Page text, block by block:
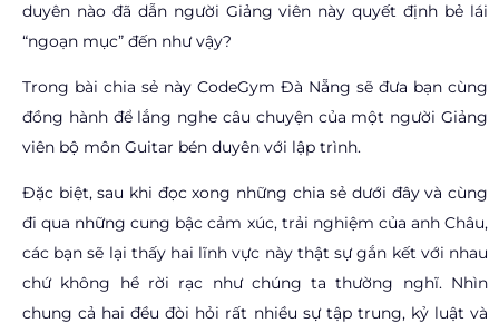
duyên nào đã dẫn người Giảng viên này quyết định bẻ lái
“ngoạn mục” đến như vậy?
Trong bài chia sẻ này CodeGym Đà Nẵng sẽ đưa bạn cùng
đồng hành để lắng nghe câu chuyện của một người Giảng
viên bộ môn Guitar bén duyên với lập trình.
Đặc biệt, sau khi đọc xong những chia sẻ dưới đây và cùng
đi qua những cung bậc cảm xúc, trải nghiệm của anh Châu,
các bạn sẽ lại thấy hai lĩnh vực này thật sự gắn kết với nhau
chứ không hề rời rạc như chúng ta thường nghĩ. Nhìn
chungcả hai đều đòi hỏi rất nhiều sự tập trung, kỷ luật và